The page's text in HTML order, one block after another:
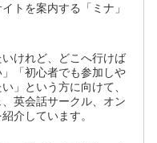
トを案内する「ミナ」
いけれど、どこへ行けば
「初心者でも参加しや
」という方に向けて、
英会話サークル、オン
介しています。